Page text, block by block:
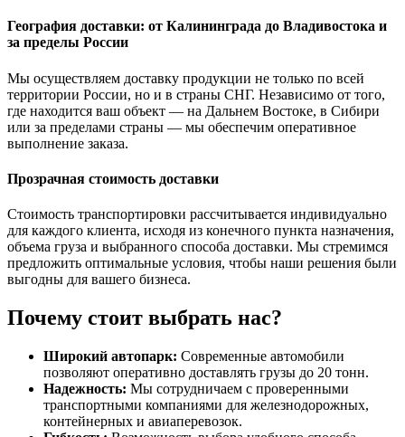
География доставки: от Калининграда до Владивостока и
за пределы России
Мы осуществляем доставку продукции не только по всей
территории России, но и в страны СНГ. Независимо от того,
где находится ваш объект — на Дальнем Востоке, в Сибири
или за пределами страны — мы обеспечим оперативное
выполнение заказа.
Прозрачная стоимость доставки
Стоимость транспортировки рассчитывается индивидуально
для каждого клиента, исходя из конечного пункта назначения,
объема груза и выбранного способа доставки. Мы стремимся
предложить оптимальные условия, чтобы наши решения были
выгодны для вашего бизнеса.
Почему стоит выбрать нас?
Широкий автопарк: Современные автомобили
позволяют оперативно доставлять грузы до 20 тонн.
Надежность: Мы сотрудничаем с проверенными
транспортными компаниями для железнодорожных,
контейнерных и авиаперевозок.